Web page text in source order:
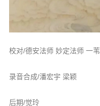
校对/德安法师 妙定法师 一苇
录音合成/潘宏宇 梁颖
后期/觉玲